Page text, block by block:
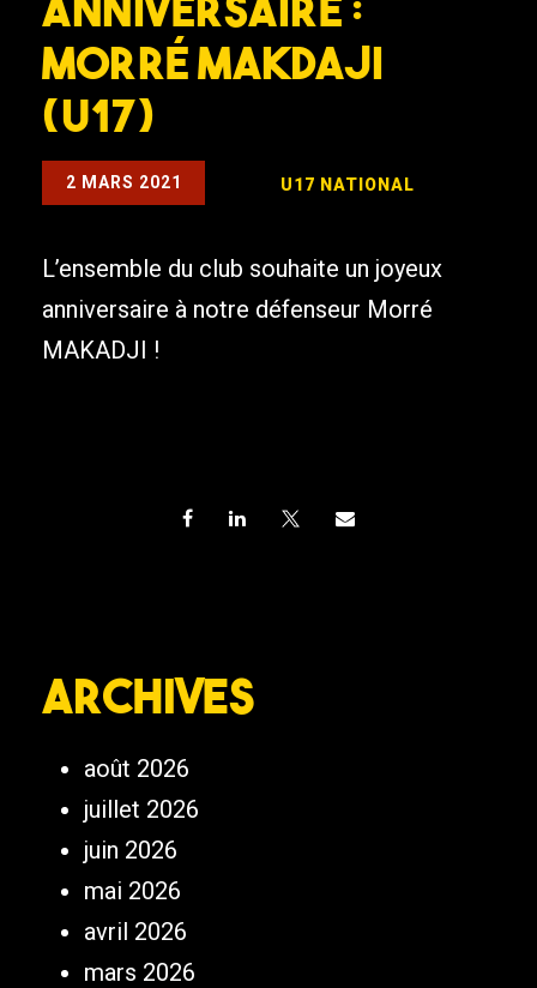
Morré MAKDAJI
(U17)
2 MARS 2021 U17 NATIONAL
L’ensemble du club souhaite un joyeux
anniversaire à notre défenseur Morré
MAKADJI !
Archives
août 2026
juillet 2026
juin 2026
mai 2026
avril 2026
mars 2026